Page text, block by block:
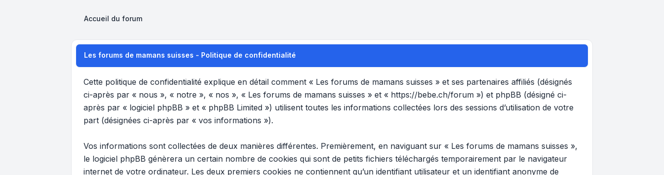
Accueil du forum
Les forums de mamans suisses - Politique de confidentialité
Cette politique de confidentialité explique en détail comment « Les forums de mamans suisses » et ses partenaires affiliés (désignés
ci-après par « nous », « notre », « nos », « Les forums de mamans suisses » et « https://bebe.ch/forum ») et phpBB (désigné ci-
après par « logiciel phpBB » et « phpBB Limited ») utilisent toutes les informations collectées lors des sessions d’utilisation de votre
part (désignées ci-après par « vos informations »).
Vos informations sont collectées de deux manières différentes. Premièrement, en naviguant sur « Les forums de mamans suisses »,
le logiciel phpBB génèrera un certain nombre de cookies qui sont de petits fichiers téléchargés temporairement par le navigateur
internet de votre ordinateur. Les deux premiers cookies ne contiennent qu’un identifiant utilisateur et un identifiant anonyme de